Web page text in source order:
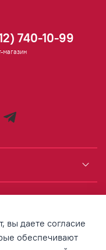
740-10-99
магазин
вы даете согласие
обеспечивают